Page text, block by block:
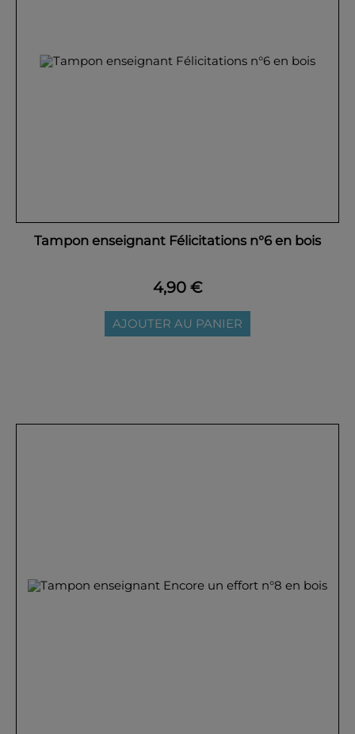
Tampon enseignant Félicitations n°6 en bois
4,90 €
AJOUTER AU PANIER